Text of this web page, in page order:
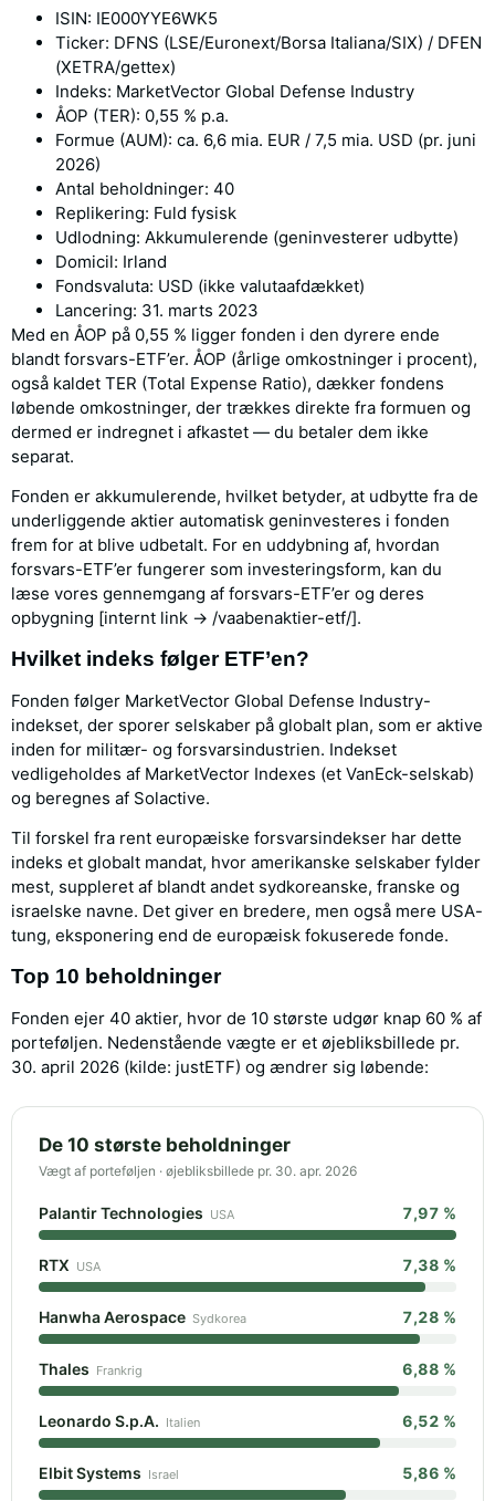
ISIN: IE000YYE6WK5
Ticker: DFNS (LSE/Euronext/Borsa Italiana/SIX) / DFEN
(XETRA/gettex)
Indeks: MarketVector Global Defense Industry
ÅOP (TER): 0,55 % p.a.
Formue (AUM): ca. 6,6 mia. EUR / 7,5 mia. USD (pr. juni
2026)
Antal beholdninger: 40
Replikering: Fuld fysisk
Udlodning: Akkumulerende (geninvesterer udbytte)
Domicil: Irland
Fondsvaluta: USD (ikke valutaafdækket)
Lancering: 31. marts 2023
Med en ÅOP på 0,55 % ligger fonden i den dyrere ende
blandt forsvars-ETF’er. ÅOP (årlige omkostninger i procent),
også kaldet TER (Total Expense Ratio), dækker fondens
løbende omkostninger, der trækkes direkte fra formuen og
dermed er indregnet i afkastet — du betaler dem ikke
separat.
Fonden er akkumulerende, hvilket betyder, at udbytte fra de
underliggende aktier automatisk geninvesteres i fonden
frem for at blive udbetalt. For en uddybning af, hvordan
forsvars-ETF’er fungerer som investeringsform, kan du
læse vores gennemgang af forsvars-ETF’er og deres
opbygning [internt link → /vaabenaktier-etf/].
Hvilket indeks følger ETF’en?
Fonden følger MarketVector Global Defense Industry-
indekset, der sporer selskaber på globalt plan, som er aktive
inden for militær- og forsvarsindustrien. Indekset
vedligeholdes af MarketVector Indexes (et VanEck-selskab)
og beregnes af Solactive.
Til forskel fra rent europæiske forsvarsindekser har dette
indeks et globalt mandat, hvor amerikanske selskaber fylder
mest, suppleret af blandt andet sydkoreanske, franske og
israelske navne. Det giver en bredere, men også mere USA-
tung, eksponering end de europæisk fokuserede fonde.
Top 10 beholdninger
Fonden ejer 40 aktier, hvor de 10 største udgør knap 60 % af
porteføljen. Nedenstående vægte er et øjebliksbillede pr.
30. april 2026 (kilde: justETF) og ændrer sig løbende:
De 10 største beholdninger
Vægt af porteføljen · øjebliksbillede pr. 30. apr. 2026
Palantir Technologies USA 7,97 %
RTX USA 7,38 %
Hanwha Aerospace Sydkorea 7,28 %
Thales Frankrig 6,88 %
Leonardo S.p.A. Italien 6,52 %
Elbit Systems Israel 5,86 %